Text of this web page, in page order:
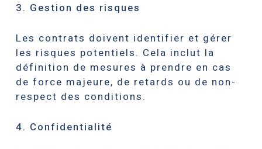
3. Gestion des risques
Les contrats doivent identifier et gérer
les risques potentiels. Cela inclut la
définition de mesures à prendre en cas
de force majeure, de retards ou de non-
respect des conditions.
4. Confidentialité